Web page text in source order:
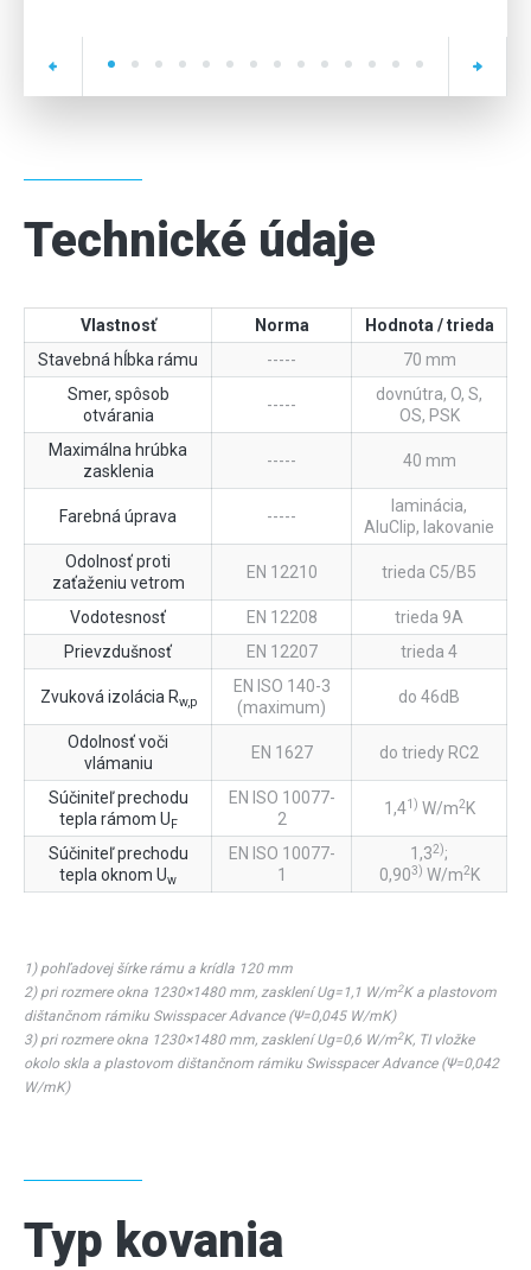
Technické údaje
Vlastnosť Norma
Hodnota / trieda
Stavebná hĺbka rámu
-----
70 mm
Smer, spôsob
otvárania
-----
dovnútra, O, S,
OS, PSK
Maximálna hrúbka
zasklenia
----- 40 mm
Farebná úprava -----
laminácia,
AluClip, lakovanie
Odolnosť proti
zaťaženiu vetrom
EN 12210 trieda C5/B5
Vodotesnosť EN 12208
trieda 9A
Prievzdušnosť
EN 12207 trieda 4
Zvuková izolácia Rw,p
EN ISO 140-3
(maximum)
do 46dB
Odolnosť voči
vlámaniu
EN 1627 do triedy RC2
Súčiniteľ prechodu
tepla rámom UF
EN ISO 10077-
2
1,41) W/m2K
Súčiniteľ prechodu
tepla oknom Uw
EN ISO 10077-
1
1,32);
0,903) W/m2K
1) pohľadovej šírke rámu a krídla 120 mm
2) pri rozmere okna 1230×1480 mm, zasklení Ug=1,1 W/m2K a plastovom
dištančnom rámiku Swisspacer Advance (Ψ=0,045 W/mK)
3) pri rozmere okna 1230×1480 mm, zasklení Ug=0,6 W/m2K, TI vložke
okolo skla a plastovom dištančnom rámiku Swisspacer Advance (Ψ=0,042
W/mK)
Typ kovania